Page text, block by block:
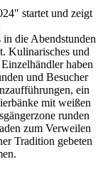
startet und zeigt
in die Abendstunden
Kulinarisches und
haben
und Besucher
ein
mit weißen
runden
zum Verweilen
Tradition gebeten